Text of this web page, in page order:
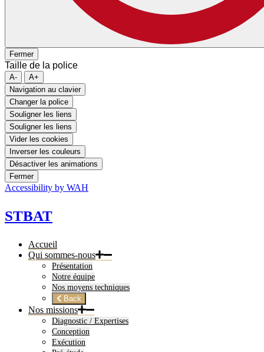
Fermer
Taille de la police
A-
A+
Navigation au clavier
Changer la police
Souligner les liens
Souligner les liens
Vider les cookies
Inverser les couleurs
Désactiver les animations
Fermer
Accessibility by WAH
STBAT
Accueil
Qui sommes-nous
Présentation
Notre équipe
Nos moyens techniques
Back
Nos missions
Diagnostic / Expertises
Conception
Exécution